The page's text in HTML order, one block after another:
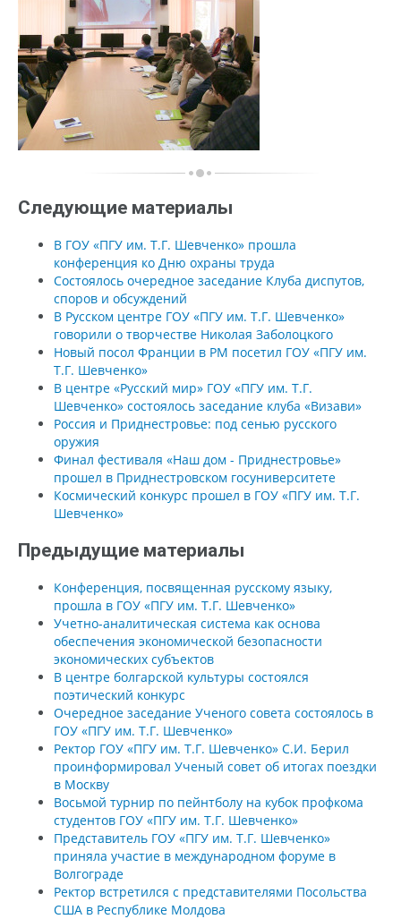
Следующие материалы
В ГОУ «ПГУ им. Т.Г. Шевченко» прошла
конференция ко Дню охраны труда
Состоялось очередное заседание Клуба диспутов,
споров и обсуждений
В Русском центре ГОУ «ПГУ им. Т.Г. Шевченко»
говорили о творчестве Николая Заболоцкого
Новый посол Франции в РМ посетил ГОУ «ПГУ им.
Т.Г. Шевченко»
В центре «Русский мир» ГОУ «ПГУ им. Т.Г.
Шевченко» состоялось заседание клуба «Визави»
Россия и Приднестровье: под сенью русского
оружия
Финал фестиваля «Наш дом - Приднестровье»
прошел в Приднестровском госуниверситете
Космический конкурс прошел в ГОУ «ПГУ им. Т.Г.
Шевченко»
Предыдущие материалы
Конференция, посвященная русскому языку,
прошла в ГОУ «ПГУ им. Т.Г. Шевченко»
Учетно-аналитическая система как основа
обеспечения экономической безопасности
экономических субъектов
В центре болгарской культуры состоялся
поэтический конкурс
Очередное заседание Ученого совета состоялось в
ГОУ «ПГУ им. Т.Г. Шевченко»
Ректор ГОУ «ПГУ им. Т.Г. Шевченко» С.И. Берил
проинформировал Ученый совет об итогах поездки
в Москву
Восьмой турнир по пейнтболу на кубок профкома
студентов ГОУ «ПГУ им. Т.Г. Шевченко»
Представитель ГОУ «ПГУ им. Т.Г. Шевченко»
приняла участие в международном форуме в
Волгограде
Ректор встретился с представителями Посольства
США в Республике Молдова